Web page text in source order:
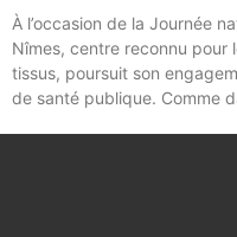
À l’occasion de la Journée
Nîmes, centre reconnu pour
tissus, poursuit son
de santé publique. Comme